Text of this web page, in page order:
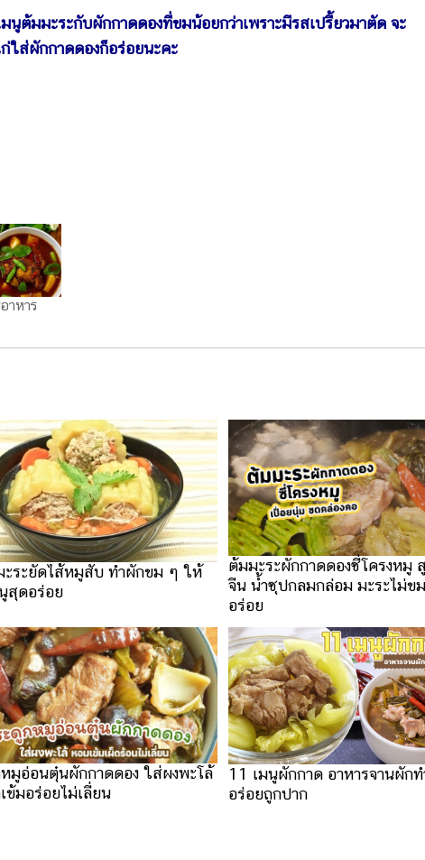
นูต้มมะระกับผักกาดดองที่ขมน้อยกว่าเพราะมีรสเปรี้ยวมาตัด จะ
ใส่ผักกาดดองก็อร่อยนะคะ
าหาร
ะระยัดไส้หมูสับ ทำผักขม ๆ ให้
สุดอร่อย
ต้มมะระผักกาดดองซี่โครงหมู
จีน น้ำซุปกลมกล่อม มะระไม่ข
อร่อย
มูอ่อนตุ๋นผักกาดดอง ใส่ผงพะโล้
ข้มอร่อยไม่เลี่ยน
11 เมนูผักกาด อาหารจานผักท
อร่อยถูกปาก